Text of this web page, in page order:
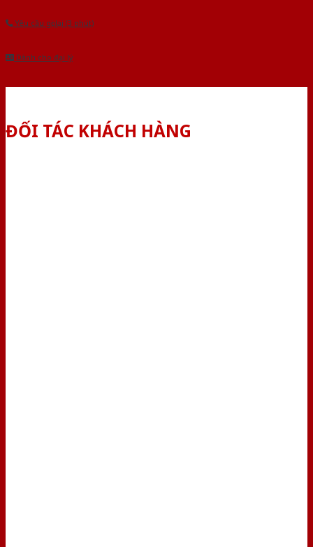
Yêu cầu gọi lại (3 phút)
Dành cho đại lý
ĐỐI TÁC KHÁCH HÀNG